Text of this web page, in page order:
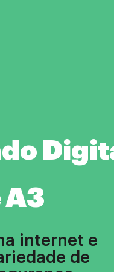
A3
internet e
de